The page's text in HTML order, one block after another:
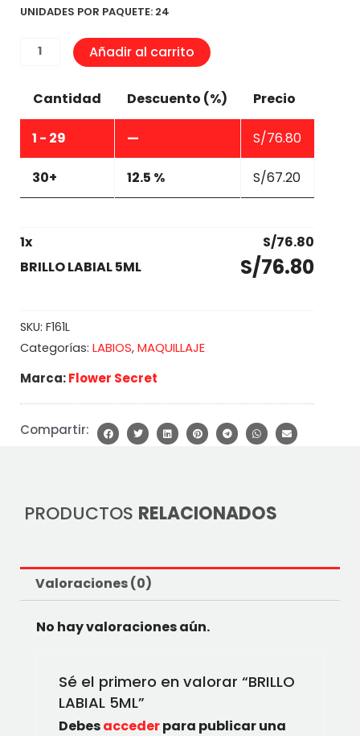
UNIDADES POR PAQUETE: 24
BRILLO
Añadir al carrito
Cantidad Descuento (%) Precio
1 - 29 — S/76.80
30+ 12.5 % S/67.20
1x S/76.80
BRILLO LABIAL 5ML
S/76.80
SKU: F161L
Categorías: LABIOS, MAQUILLAJE
Marca:Flower Secret
Compartir:
PRODUCTOS RELACIONADOS
Valoraciones (0)
No hay valoraciones aún.
Sé el primero en valorar “BRILLO
LABIAL 5ML”
Debesaccederpara publicar una